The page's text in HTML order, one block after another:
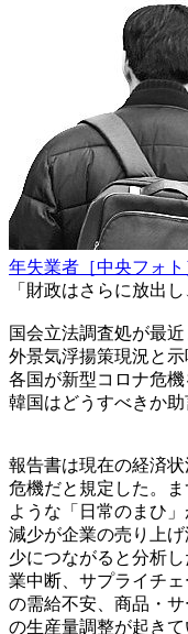
年失業者［中央フォト
「財政はさらに放出
国会立法調査処が最
外景気浮揚策現況と
各国が新型コロナ危
韓国はどうすべきか助
報告書は現在の経済
危機だと規定した。
ような「日常のまひ
減少が企業の売り上
少につながると分析
業中断、サプライチ
の需給不安、商品・
の生産量調整が起きて